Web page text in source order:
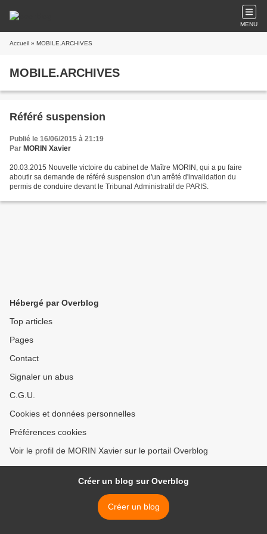
MENU
Accueil » MOBILE.ARCHIVES
MOBILE.ARCHIVES
Référé suspension
Publié le 16/06/2015 à 21:19
Par MORIN Xavier
20.03.2015 Nouvelle victoire du cabinet de Maître MORIN, qui a pu faire
aboutir sa demande de référé suspension d'un arrêté d'invalidation du
permis de conduire devant le Tribunal Administratif de PARIS.
Hébergé par Overblog
Top articles
Pages
Contact
Signaler un abus
C.G.U.
Cookies et données personnelles
Préférences cookies
Voir le profil de MORIN Xavier sur le portail Overblog
Créer un blog sur Overblog
Créer un blog